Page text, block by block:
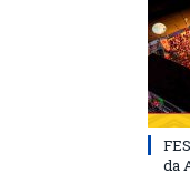
da